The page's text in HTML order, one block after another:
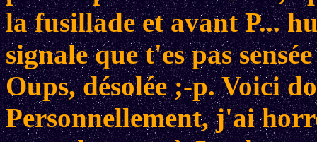
la fusillade et avant P...
signale que t'es pas
Oups, désolée ;-p. Voici
Personnellement, j'ai